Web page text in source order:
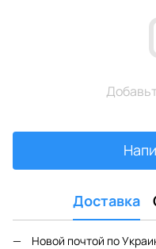
Доставка
Новой почтой по